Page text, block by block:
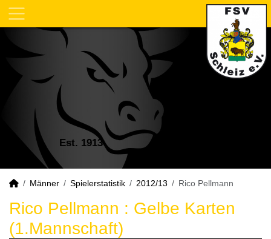
Est. 1913
Männer Spielerstatistik 2012/13 Rico Pellmann
Rico Pellmann : Gelbe Karten
(1.Mannschaft)